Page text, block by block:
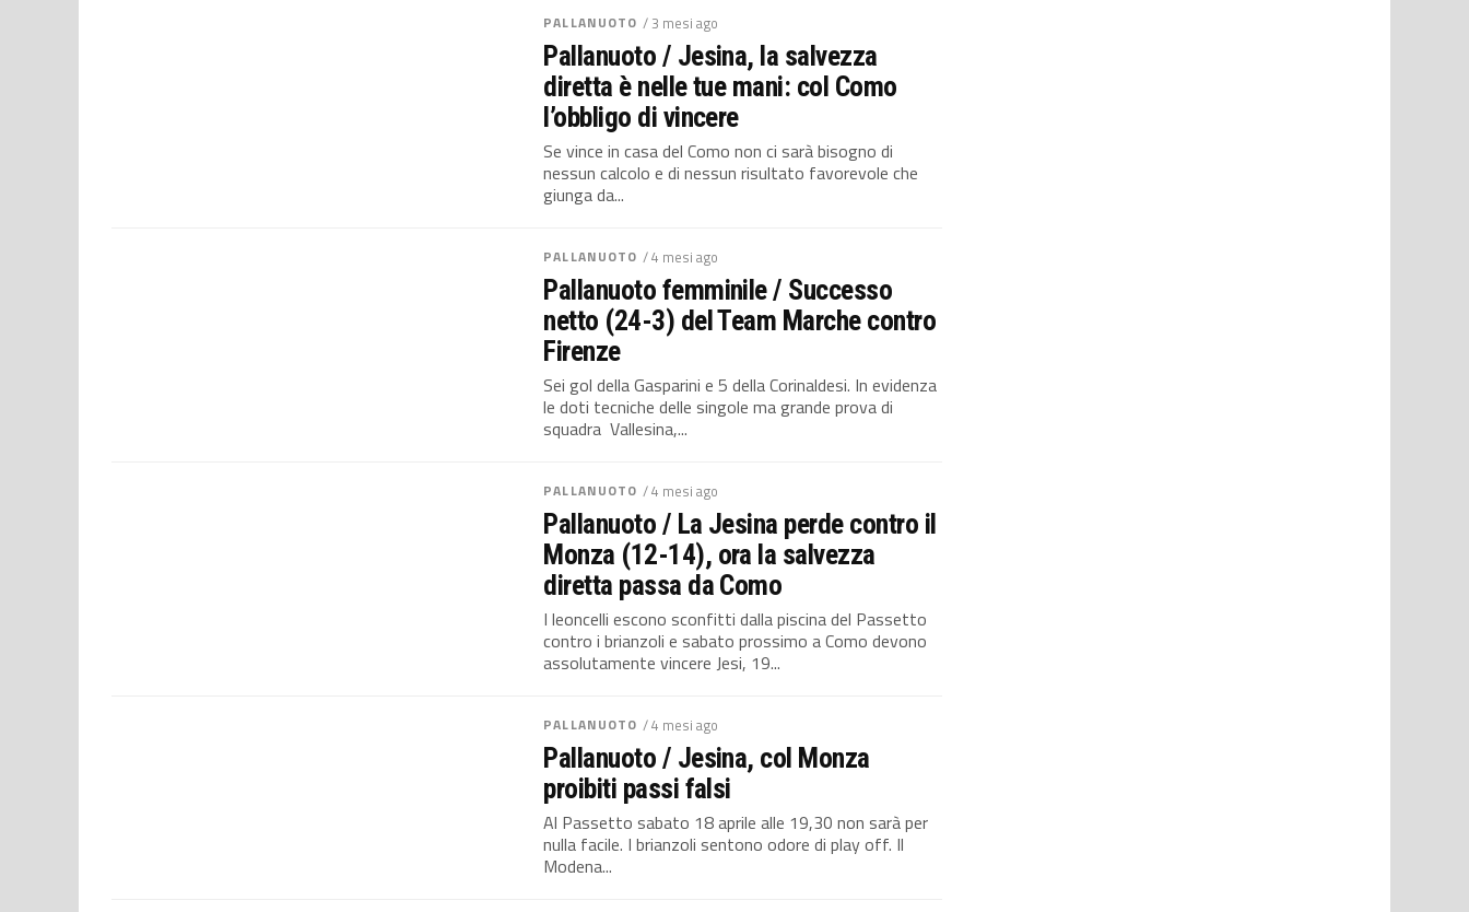
PALLANUOTO / 3 mesi ago
Pallanuoto / Jesina, la salvezza
diretta è nelle tue mani: col Como
l’obbligo di vincere
Se vince in casa del Como non ci sarà bisogno di
nessun calcolo e di nessun risultato favorevole che
giunga da...
PALLANUOTO / 4 mesi ago
Pallanuoto femminile / Successo
netto (24-3) del Team Marche contro
Firenze
Sei gol della Gasparini e 5 della Corinaldesi. In evidenza
le doti tecniche delle singole ma grande prova di
squadra Vallesina,...
PALLANUOTO / 4 mesi ago
Pallanuoto / La Jesina perde contro il
Monza (12-14), ora la salvezza
diretta passa da Como
I leoncelli escono sconfitti dalla piscina del Passetto
contro i brianzoli e sabato prossimo a Como devono
assolutamente vincere Jesi, 19...
PALLANUOTO / 4 mesi ago
Pallanuoto / Jesina, col Monza
proibiti passi falsi
Al Passetto sabato 18 aprile alle 19,30 non sarà per
nulla facile. I brianzoli sentono odore di play off. Il
Modena...